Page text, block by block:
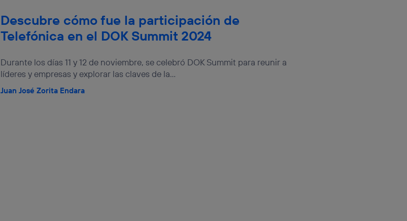
Descubre cómo fue la participación de
Telefónica en el DOK Summit 2024
Durante los días 11 y 12 de noviembre, se celebró DOK Summit para reunir a
líderes y empresas y explorar las claves de la...
Juan José Zorita Endara